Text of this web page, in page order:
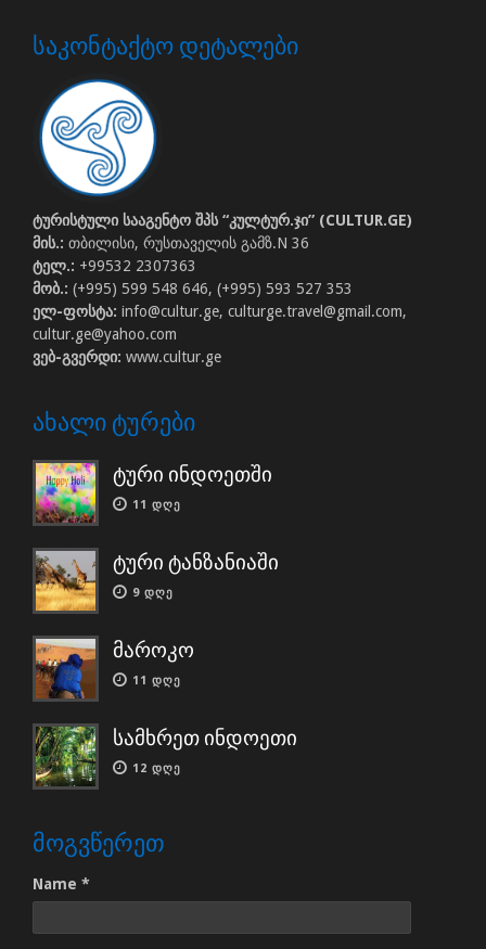
ᲡᲐᲙᲝᲜᲢᲐᲥᲢᲝ ᲓᲔᲢᲐᲚᲔᲑᲘ
ტურისტული სააგენტო შპს “კულტურ.ჯი” (CULTUR.GE)
მის.: თბილისი, რუსთაველის გამზ.N 36
ტელ.: +99532 2307363
მობ.: (+995) 599 548 646, (+995) 593 527 353
ელ-ფოსტა: info@cultur.ge, culturge.travel@gmail.com,
cultur.ge@yahoo.com
ვებ-გვერდი: www.cultur.ge
ᲐᲮᲐᲚᲘ ᲢᲣᲠᲔᲑᲘ
ტური ინდოეთში
11 ᲓᲦᲔ
ტური ტანზანიაში
9 ᲓᲦᲔ
მაროკო
11 ᲓᲦᲔ
სამხრეთ ინდოეთი
12 ᲓᲦᲔ
ᲛᲝᲒᲕᲬᲔᲠᲔᲗ
Name *